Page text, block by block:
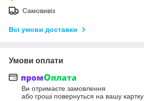
Самовивіз
Всі умови доставки
Умови оплати
Ви отримаєте замовлення
або гроші повернуться на вашу картку